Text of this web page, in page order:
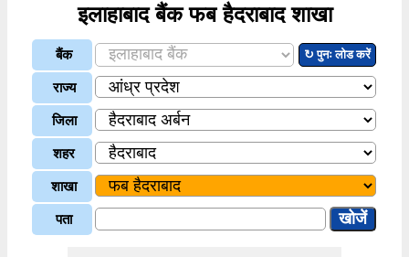
इलाहाबाद बैंक फब हैदराबाद शाखा
बैंक ↻ पुनः लोड करें
राज्य
जिला
शहर
शाखा
पता